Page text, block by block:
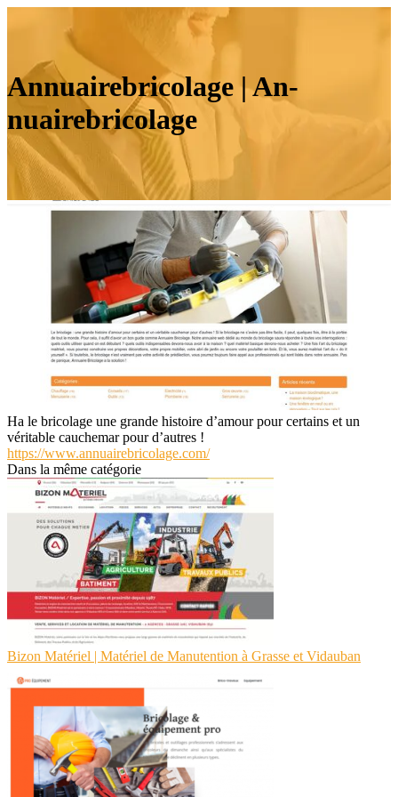
An­nuaireb­ricola­ge | An­
nuaireb­ricola­ge
Ha le bricolage une grande histoire d’amour pour certains et un
véritable cauchemar pour d’autres !
https://www.annuairebricolage.com/
Dans la même catégorie
Bizon Matériel | Matériel de Manutention à Grasse et Vidauban